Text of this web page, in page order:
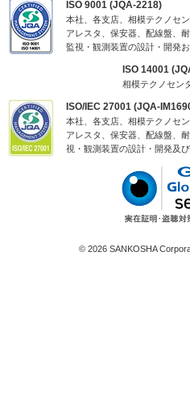
ISO 9001 (JQA-2218)
本社、各支店、相模テクノセ
アレスタ、保安器、配線盤、
監視・観測装置の設計・開発
ISO 14001
相模テクノセン
ISO/IEC 27001 (JQA-
本社、各支店、相模テクノセ
アレスタ、保安器、配線盤、
視・観測装置の設計・開発及
© 2026 SANKOSHA